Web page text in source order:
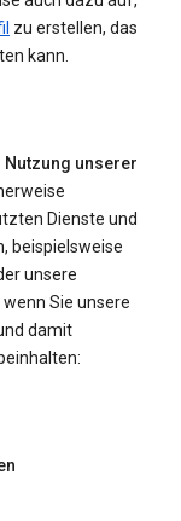
zu erstellen, das
kann.
unserer
Dienste und
beispielsweise
unsere
Sie unsere
damit